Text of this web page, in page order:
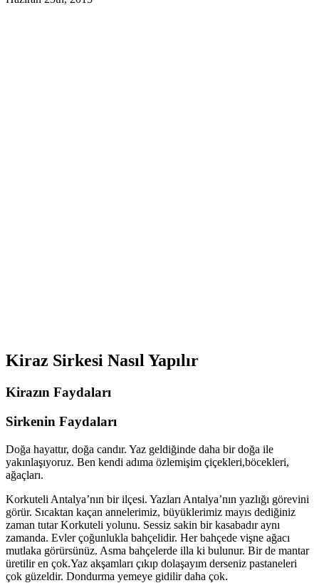
Kiraz Sirkesi Nasıl Yapılır
Kirazın Faydaları
Sirkenin Faydaları
Doğa hayattır, doğa candır. Yaz geldiğinde daha bir doğa ile
yakınlaşıyoruz. Ben kendi adıma özlemişim çiçekleri,böcekleri,
ağaçları.
Korkuteli Antalya’nın bir ilçesi. Yazları Antalya’nın yazlığı görevini
görür. Sıcaktan kaçan annelerimiz, büyüklerimiz mayıs dediğiniz
zaman tutar Korkuteli yolunu. Sessiz sakin bir kasabadır aynı
zamanda. Evler çoğunlukla bahçelidir. Her bahçede vişne ağacı
mutlaka görürsünüz. Asma bahçelerde illa ki bulunur. Bir de mantar
üretilir en çok.Yaz akşamları çıkıp dolaşayım derseniz pastaneleri
çok güzeldir. Dondurma yemeye gidilir daha çok.